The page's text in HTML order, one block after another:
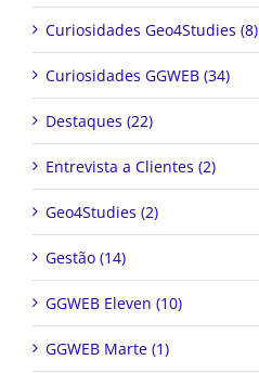
Curiosidades Geo4Studies (8)
Curiosidades GGWEB (34)
Destaques (22)
Entrevista a Clientes (2)
Geo4Studies (2)
Gestão (14)
GGWEB Eleven (10)
GGWEB Marte (1)